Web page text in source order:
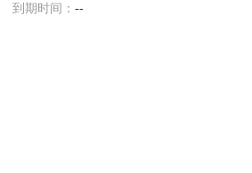
到期时间： --